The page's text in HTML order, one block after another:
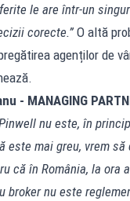
le are într-un
corecte.”O altă
agenților de
- MANAGING
nu este, în
este mai greu, vrem
că în România, la ora
broker nu este